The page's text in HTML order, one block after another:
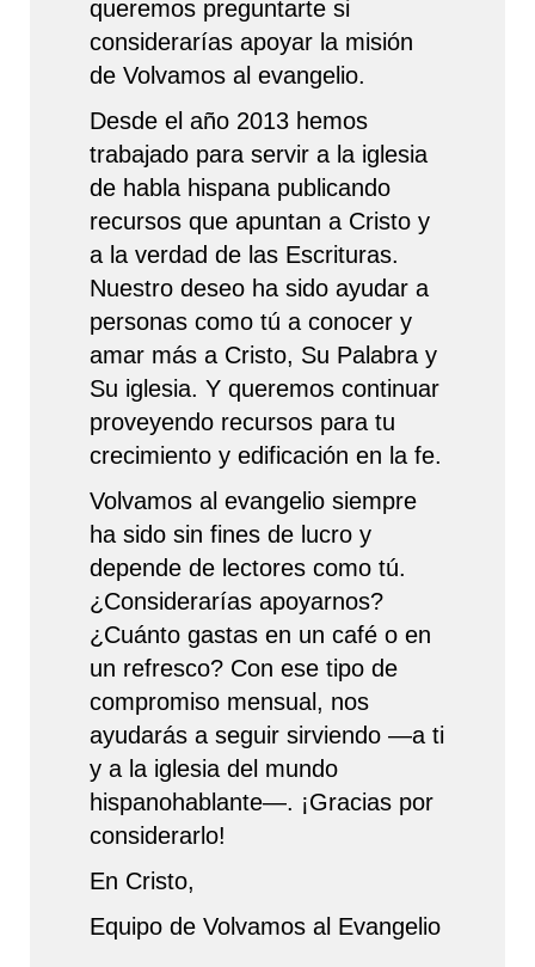
queremos preguntarte si
considerarías apoyar la misión
de Volvamos al evangelio.
Desde el año 2013 hemos
trabajado para servir a la iglesia
de habla hispana publicando
recursos que apuntan a Cristo y
a la verdad de las Escrituras.
Nuestro deseo ha sido ayudar a
personas como tú a conocer y
amar más a Cristo, Su Palabra y
Su iglesia. Y queremos continuar
proveyendo recursos para tu
crecimiento y edificación en la fe.
Volvamos al evangelio siempre
ha sido sin fines de lucro y
depende de lectores como tú.
¿Considerarías apoyarnos?
¿Cuánto gastas en un café o en
un refresco? Con ese tipo de
compromiso mensual, nos
ayudarás a seguir sirviendo —a ti
y a la iglesia del mundo
hispanohablante—. ¡Gracias por
considerarlo!
En Cristo,
Equipo de Volvamos al Evangelio